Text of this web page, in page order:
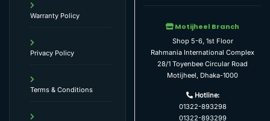
Warranty Policy
Privacy Policy
Terms & Conditions
Motijheel Branch
Shop 5-6, 1st Floor
Rahmania International Complex
28/1 Toyenbee Circular Road
Motijheel, Dhaka-1000
Hotline:
01322-893298
01322-893299